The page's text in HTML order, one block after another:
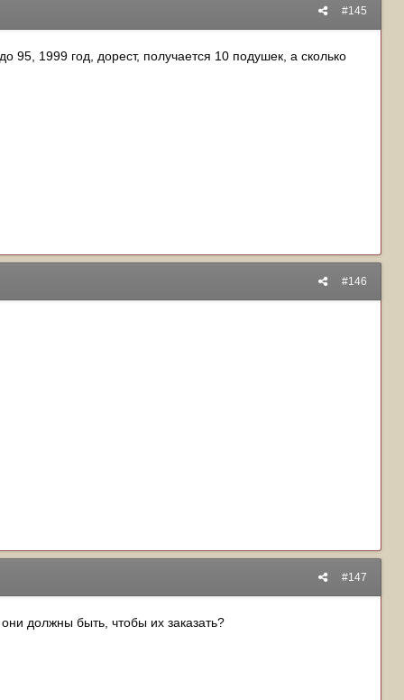
#145
95, 1999 год, дорест, получается 10 подушек, а сколько
#146
#147
должны быть, чтобы их заказать?